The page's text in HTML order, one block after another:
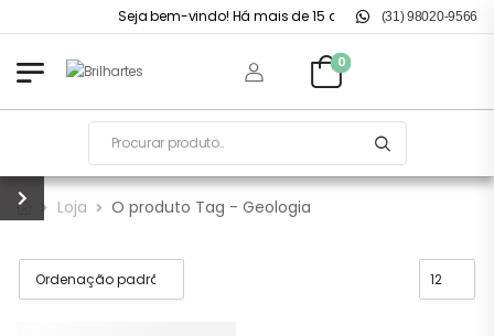
Seja bem-vindo! Há mais de 15 anos no mercado.
(31) 98020-9566
0
Loja O produto Tag - Geologia